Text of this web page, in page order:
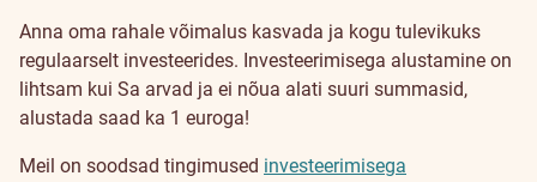
Anna oma rahale võimalus kasvada ja kogu tulevikuks
regulaarselt investeerides. Investeerimisega alustamine on
lihtsam kui Sa arvad ja ei nõua alati suuri summasid,
alustada saad ka 1 euroga!
Meil on soodsad tingimused investeerimisega